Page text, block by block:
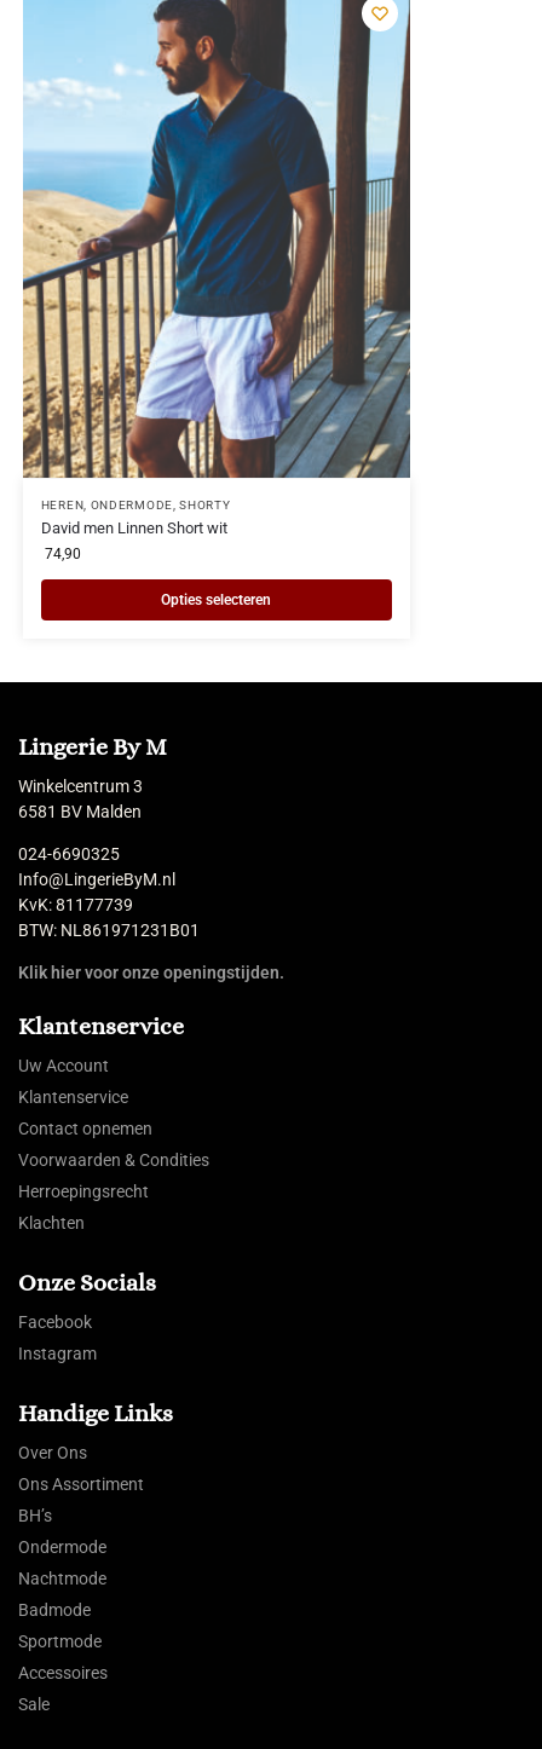
HEREN ONDERMODE ,SHORTY
David men Linnen Short wit
74,90
Opties selecteren
Lingerie By M
Winkelcentrum 3
6581 BV Malden
024-6690325
Info@LingerieByM.nl
KvK: 81177739
BTW: NL861971231B01
Klik hier voor onze openingstijden.
Klantenservice
Uw Account
Klantenservice
Contact opnemen
Voorwaarden & Condities
Herroepingsrecht
Klachten
Onze Socials
Facebook
Instagram
Handige Links
Over Ons
Ons Assortiment
BH’s
Ondermode
Nachtmode
Badmode
Sportmode
Accessoires
Sale